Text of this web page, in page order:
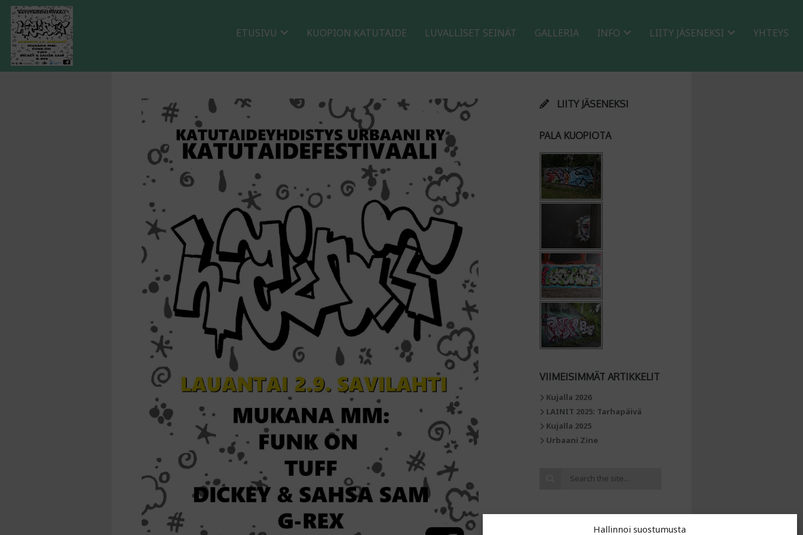
Hallinnoi suostumusta
ETUSIVU KUOPION KATUTAIDE LUVALLISET SEINÄT GALLERIA INFO LIITY JÄSENEKSI YHTEYS
LIITY JÄSENEKSI
PALA KUOPIOTA
VIIMEISIMMÄT ARTIKKELIT
Kujalla 2026
LAINIT 2025: Tarhapäivä
Kujalla 2025
Urbaani Zine